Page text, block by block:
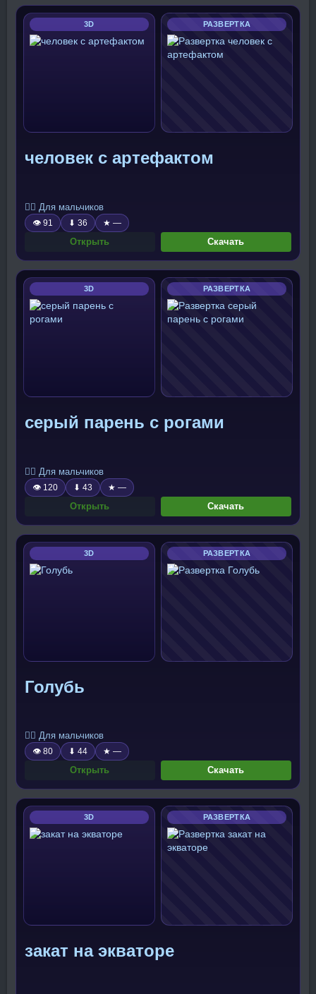
3D РАЗВЕРТКА
человек с артефактом
🧍‍♂️ Для мальчиков
👁 91 ⬇ 36 ★ —
Открыть Скачать
3D РАЗВЕРТКА
серый парень с рогами
🧍‍♂️ Для мальчиков
👁 120 ⬇ 43 ★ —
Открыть Скачать
3D РАЗВЕРТКА
Голубь
🧍‍♂️ Для мальчиков
👁 80 ⬇ 44 ★ —
Открыть Скачать
3D РАЗВЕРТКА
закат на экваторе